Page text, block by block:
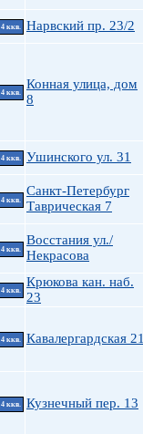
4 ккв. Нарвский пр. 23/2
4 ккв.
Конная улица, дом
8
4 ккв. Ушинского ул. 31
4 ккв.
Санкт-Петербург
Таврическая 7
4 ккв.
Восстания ул./
Некрасова
4 ккв.
Крюкова кан. наб.
23
4 ккв. Кавалергардская 21
4 ккв. Кузнечный пер. 13